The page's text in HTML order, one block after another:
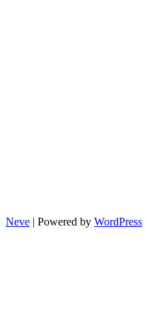
Neve | Powered by WordPress